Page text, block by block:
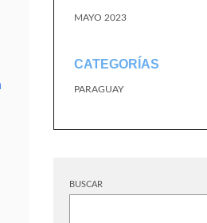
MAYO 2023
CATEGORÍAS
PARAGUAY
BUSCAR